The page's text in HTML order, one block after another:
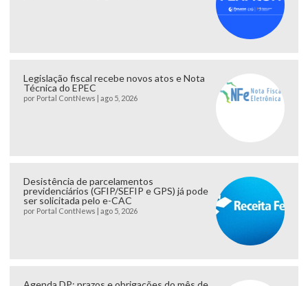
Legislação fiscal recebe novos atos e Nota
Técnica do EPEC
por Portal ContNews | ago 5, 2026
Desistência de parcelamentos
previdenciários (GFIP/SEFIP e GPS) já pode
ser solicitada pelo e-CAC
por Portal ContNews | ago 5, 2026